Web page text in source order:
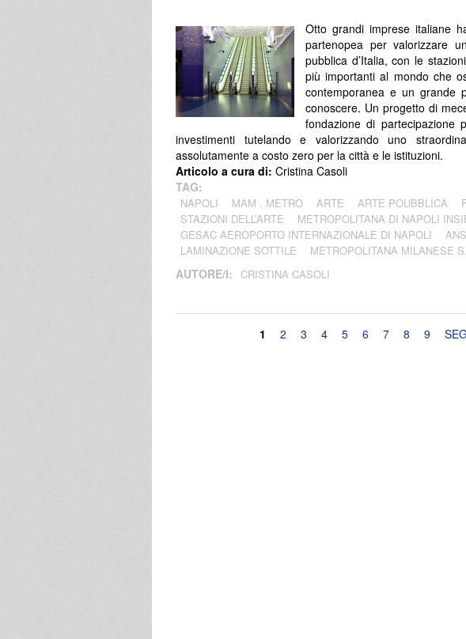
Otto grandi imprese italiane
partenopea per valorizzare
pubblica d’Italia, con le
più importanti al mondo che
contemporanea e un grande
conoscere. Un progetto di
fondazione di partecipazione
investimenti tutelando e valorizzando uno
assolutamente a costo zero per la città e le istituzioni.
Articolo a cura di: Cristina Casoli
TAG:
NAPOLI MAM . METRO ARTE ARTE POUBBLICA
STAZIONI DELL’ARTE
METROPOLITANA DI NAPOLI
GESAC AEROPORTO INTERNAZIONALE DI NAPOLI
LAMINAZIONE SOTTILE
METROPOLITANA MILANESE
AUTORE/I: CRISTINA CASOLI
1 2 3 4 5 6 7 8 9